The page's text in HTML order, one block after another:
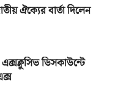
ঐক্যের বার্তা দিলেন
এক্সক্লুসিভ ডিসকাউন্টে